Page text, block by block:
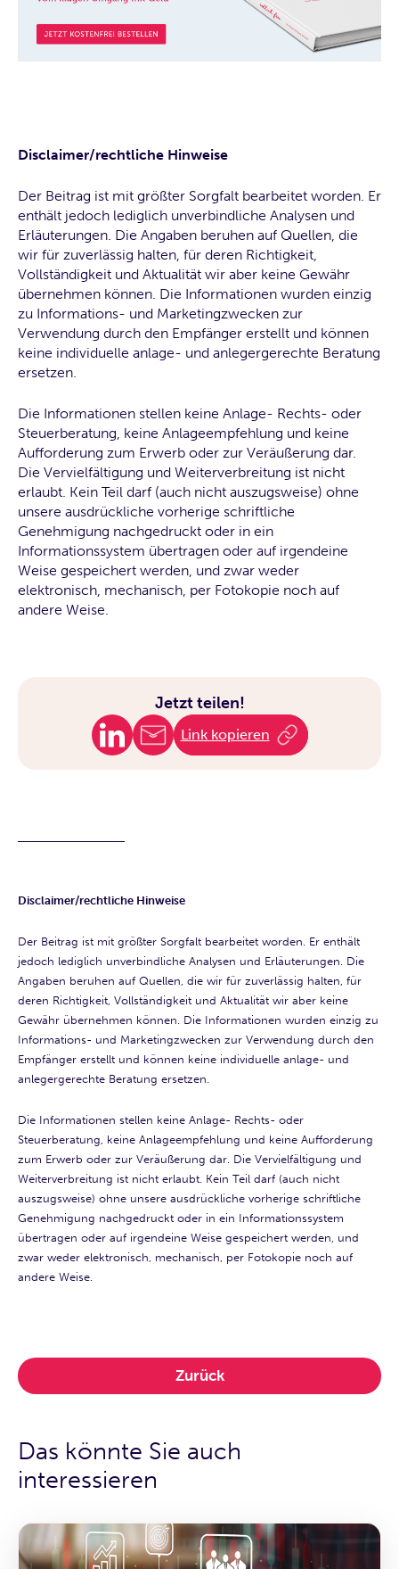
Disclaimer/rechtliche Hinweise
Der Beitrag ist mit größter Sorgfalt bearbeitet worden. Er
enthält jedoch lediglich unverbindliche Analysen und
Erläuterungen. Die Angaben beruhen auf Quellen, die
wir für zuverlässig halten, für deren Richtigkeit,
Vollständigkeit und Aktualität wir aber keine Gewähr
übernehmen können. Die Informationen wurden einzig
zu Informations- und Marketingzwecken zur
Verwendung durch den Empfänger erstellt und können
keine individuelle anlage- und anlegergerechte Beratung
ersetzen.
Die Informationen stellen keine Anlage- Rechts- oder
Steuerberatung, keine Anlageempfehlung und keine
Aufforderung zum Erwerb oder zur Veräußerung dar.
Die Vervielfältigung und Weiterverbreitung ist nicht
erlaubt. Kein Teil darf (auch nicht auszugsweise) ohne
unsere ausdrückliche vorherige schriftliche
Genehmigung nachgedruckt oder in ein
Informationssystem übertragen oder auf irgendeine
Weise gespeichert werden, und zwar weder
elektronisch, mechanisch, per Fotokopie noch auf
andere Weise.
Jetzt teilen!
Link kopieren
Disclaimer/rechtliche Hinweise
Der Beitrag ist mit größter Sorgfalt bearbeitet worden. Er enthält
jedoch lediglich unverbindliche Analysen und Erläuterungen. Die
Angaben beruhen auf Quellen, die wir für zuverlässig halten, für
deren Richtigkeit, Vollständigkeit und Aktualität wir aber keine
Gewähr übernehmen können. Die Informationen wurden einzig zu
Informations- und Marketingzwecken zur Verwendung durch den
Empfänger erstellt und können keine individuelle anlage- und
anlegergerechte Beratung ersetzen.
Die Informationen stellen keine Anlage- Rechts- oder
Steuerberatung, keine Anlageempfehlung und keine Aufforderung
zum Erwerb oder zur Veräußerung dar. Die Vervielfältigung und
Weiterverbreitung ist nicht erlaubt. Kein Teil darf (auch nicht
auszugsweise) ohne unsere ausdrückliche vorherige schriftliche
Genehmigung nachgedruckt oder in ein Informationssystem
übertragen oder auf irgendeine Weise gespeichert werden, und
zwar weder elektronisch, mechanisch, per Fotokopie noch auf
andere Weise.
Zurück
Das könnte Sie auch
interessieren